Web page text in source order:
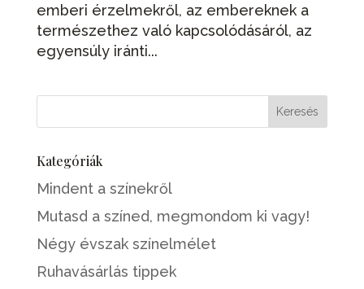
emberi érzelmekről, az embereknek a
természethez való kapcsolódásáról, az
egyensúly iránti...
Kategóriák
Mindent a színekről
Mutasd a színed, megmondom ki vagy!
Négy évszak színelmélet
Ruhavásárlás tippek